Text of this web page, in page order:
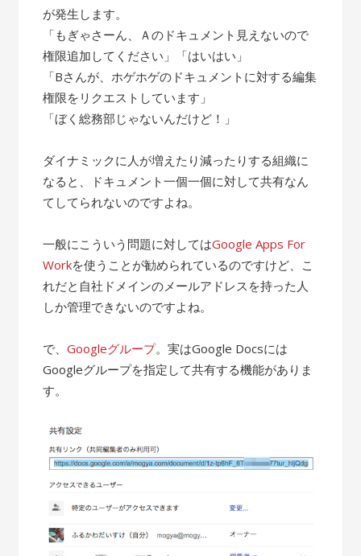
が発生します。
「もぎゃさーん、Ａのドキュメント見えないので
権限追加してください」「はいはい」
「Bさんが、ホゲホゲのドキュメントに対する編集
権限をリクエストしています」
「ぼく総務部じゃないんだけど！」
ダイナミックに人が増えたり減ったりする組織に
なると、ドキュメント一個一個に対して共有なん
てしてられないのですよね。
一般にこういう問題に対してはGoogle Apps For
Workを使うことが勧められているのですけど、こ
れだと自社ドメインのメールアドレスを持った人
しか管理できないのですよね。
で、Googleグループ。実はGoogle Docsには
Googleグループを指定して共有する機能がありま
す。